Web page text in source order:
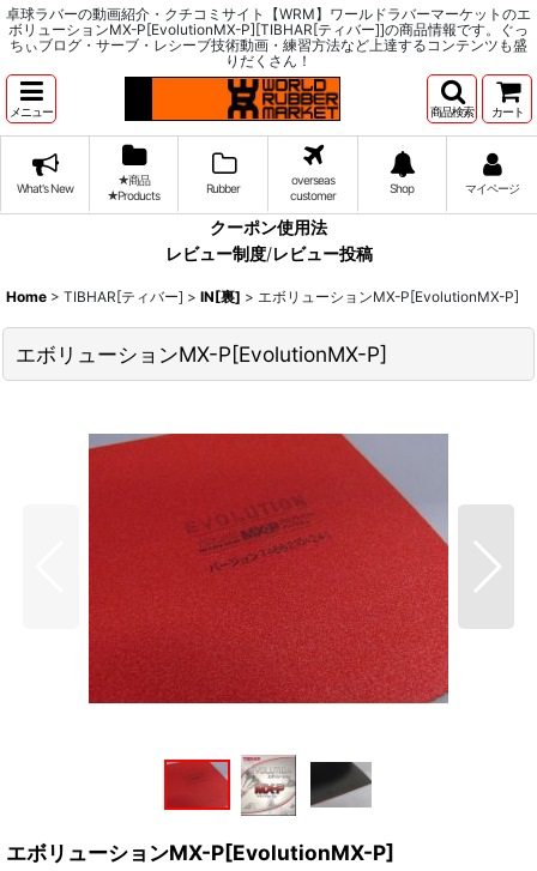
卓球ラバーの動画紹介・クチコミサイト【WRM】ワールドラバーマーケットのエ
ボリューションMX-P[EvolutionMX-P][TIBHAR[ティバー]]の商品情報です。ぐっ
ちぃブログ・サーブ・レシーブ技術動画・練習方法など上達するコンテンツも盛
りだくさん！
メニュー 商品検索 カート
What's New
★商品
★Products
Rubber
overseas
customer
Shop マイページ
クーポン使用法
レビュー制度/レビュー投稿
Home > TIBHAR[ティバー] > IN[裏] > エボリューションMX-P[EvolutionMX-P]
エボリューションMX-P[EvolutionMX-P]
エボリューションMX-P[EvolutionMX-P]